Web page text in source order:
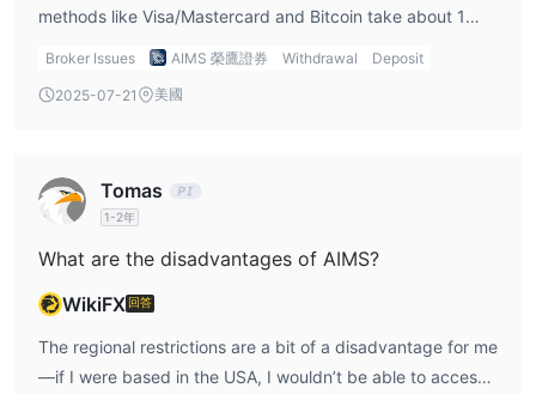
methods like Visa/Mastercard and Bitcoin take about 1
working day, which is efficient. For bank transfers, it might
wait too long for my withdrawals, and that’s one of the
Broker Issues AIMS 榮鷹證券 Withdrawal Deposit
2025-07-21 美國
Tomas
1-2年
What are the disadvantages of AIMS?
WikiFX 回答
The regional restrictions are a bit of a disadvantage for me
—if I were based in the USA, I wouldn’t be able to access